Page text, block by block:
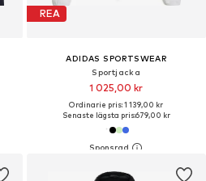
REA
ADIDAS SPORTSWEAR
Sportjacka
1 025,00 kr
Ordinarie pris: 1 139,00 kr
Senaste lägsta pris:679,00 kr